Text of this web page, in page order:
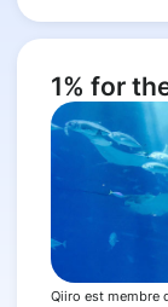
1% for
Qiiro est membre